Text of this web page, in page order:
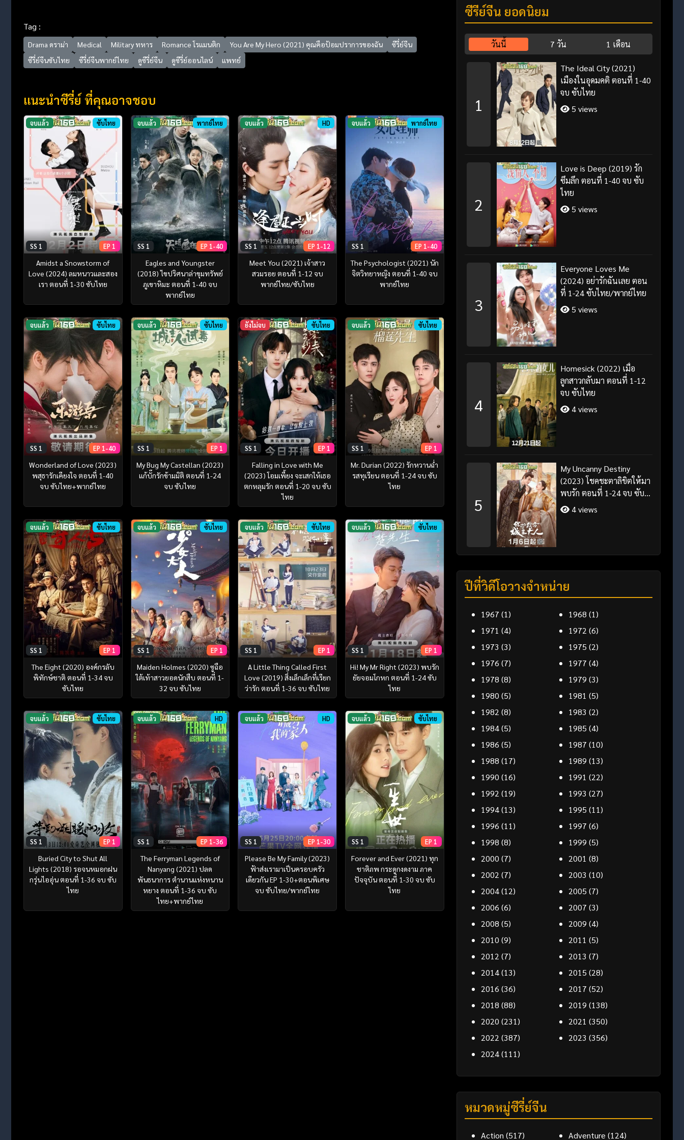
Tag :
Drama ดราม่า Medical Military ทหาร Romance โรแมนติก You Are My Hero (2021) คุณคือป้อมปราการของฉัน
ซีรี่ย์จีน
ซีรี่ย์จีนซับไทย
ซีรี่ย์จีนพากย์ไทย ดูซีรี่ย์จีน ดูซีรี่ย์ออนไลน์ แพทย์
แนะนำซีรี่ย์ ที่คุณอาจชอบ
จบแล้ว ซับไทย
SS 1 EP 1
Amidst a Snowstorm of
Love (2024) ลมหนาวและสอง
เรา ตอนที่ 1-30 ซับไทย
จบแล้ว พากย์ไทย
SS 1 EP 1-40
Eagles and Youngster
(2018) ไขปริศนาล่าขุมทรัพย์
ภูเขาหิมะ ตอนที่ 1-40 จบ
พากย์ไทย
จบแล้ว HD
SS 1 EP 1-12
Meet You (2021) เจ้าสาว
สวมรอย ตอนที่ 1-12 จบ
พากย์ไทย/ซับไทย
จบแล้ว พากย์ไทย
SS 1 EP 1-40
The Psychologist (2021) นัก
จิตวิทยาหญิง ตอนที่ 1-40 จบ
พากย์ไทย
จบแล้ว ซับไทย
SS 1 EP 1-40
Wonderland of Love (2023)
พสุธารักเคียงใจ ตอนที่ 1-40
จบ ซับไทย+พากย์ไทย
จบแล้ว ซับไทย
SS 1 EP 1
My Bug My Castellan (2023)
แก้บั๊กรักข้ามมิติ ตอนที่ 1-24
จบ ซับไทย
ยังไม่จบ ซับไทย
SS 1 EP 1
Falling in Love with Me
(2023) โอมเพี้ยง จะเสกให้เธอ
ตกหลุมรัก ตอนที่ 1-20 จบ ซับ
ไทย
จบแล้ว ซับไทย
SS 1 EP 1
Mr. Durian (2022) รักหวานฉ่ำ
รสทุเรียน ตอนที่ 1-24 จบ ซับ
ไทย
จบแล้ว ซับไทย
SS 1 EP 1
The Eight (2020) องค์กรลับ
พิทักษ์ชาติ ตอนที่ 1-34 จบ
ซับไทย
จบแล้ว ซับไทย
SS 1 EP 1
Maiden Holmes (2020) ซูฉือ
ใต้เท้าสาวยอดนักสืบ ตอนที่ 1-
32 จบ ซับไทย
จบแล้ว ซับไทย
SS 1 EP 1
A Little Thing Called First
Love (2019) สิ่งเล็กเล็กที่เรียก
ว่ารัก ตอนที่ 1-36 จบ ซับไทย
จบแล้ว ซับไทย
SS 1 EP 1
Hi! My Mr Right (2023) พบรัก
ยัยจอมโกหก ตอนที่ 1-24 ซับ
ไทย
จบแล้ว ซับไทย
SS 1 EP 1
Buried City to Shut All
Lights (2018) รอจนหมอกฝน
กรุ่นไออุ่น ตอนที่ 1-36 จบ ซับ
ไทย
จบแล้ว HD
SS 1 EP 1-36
The Ferryman Legends of
Nanyang (2021) ปลด
พันธนาการ ตำนานแห่งหนาน
หยาง ตอนที่ 1-36 จบ ซับ
ไทย+พากย์ไทย
จบแล้ว HD
SS 1 EP 1-30
Please Be My Family (2023)
ฟ้าส่งเรามาเป็นครอบครัว
เดียวกัน EP 1-30+ตอนพิเศษ
จบ ซับไทย/พากย์ไทย
จบแล้ว ซับไทย
SS 1 EP 1
Forever and Ever (2021) ทุก
ชาติภพ กระดูกงดงาม ภาค
ปัจจุบัน ตอนที่ 1-30 จบ ซับ
ไทย
ซีรี่ย์จีน ยอดนิยม
วันนี้ 7 วัน 1 เดือน
1
The Ideal City (2021)
เมืองในอุดมคติ ตอนที่ 1-40
จบ ซับไทย
5 views
2
Love is Deep (2019) รัก
ซึมลึก ตอนที่ 1-40 จบ ซับ
ไทย
5 views
3
Everyone Loves Me
(2024) อย่ารักฉันเลย ตอน
ที่ 1-24 ซับไทย/พากย์ไทย
5 views
4
Homesick (2022) เมื่อ
ลูกสาวกลับมา ตอนที่ 1-12
จบ ซับไทย
4 views
5
My Uncanny Destiny
(2023) โชคชะตาลิขิตให้มา
พบรัก ตอนที่ 1-24 จบ ซับ
ไทย/พากย์ไทย
4 views
ปีที่วิดีโอวางจำหน่าย
1967 (1) 1968 (1)
1971 (4) 1972 (6)
1973 (3) 1975 (2)
1976 (7) 1977 (4)
1978 (8) 1979 (3)
1980 (5) 1981 (5)
1982 (8) 1983 (2)
1984(5) 1985 (4)
1986 (5) 1987 (10)
1988 (17) 1989 (13)
1990 (16) 1991 (22)
1992 (19) 1993 (27)
1994(13) 1995 (11)
1996 (11) 1997 (6)
1998 (8) 1999 (5)
2000 (7) 2001 (8)
2002 (7) 2003 (10)
2004(12) 2005 (7)
2006 (6) 2007 (3)
2008 (5) 2009 (4)
2010 (9) 2011 (5)
2012 (7) 2013 (7)
2014(13) 2015 (28)
2016 (36) 2017 (52)
2018 (88) 2019 (138)
2020 (231) 2021 (350)
2022 (387) 2023 (356)
2024(111)
หมวดหมู่ซีรี่ย์จีน
Action (517) Adventure (124)